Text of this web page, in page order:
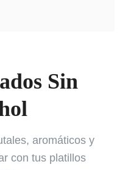
Sin
aromáticos y
con tus platillos